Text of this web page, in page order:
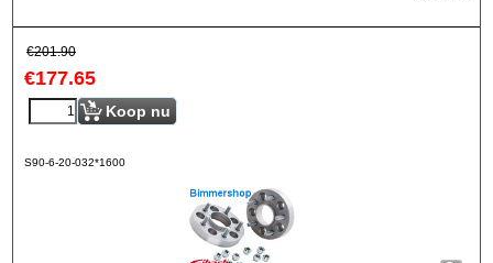
€201.90
€177.65
Koop nu
S90-6-20-032*1600